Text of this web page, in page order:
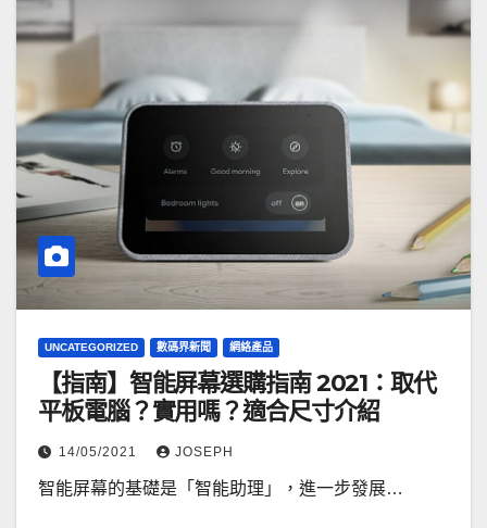
UNCATEGORIZED 數碼界新聞 網絡產品
【指南】智能屏幕選購指南 2021：取代
平板電腦？實用嗎？適合尺寸介紹
14/05/2021 JOSEPH
智能屏幕的基礎是「智能助理」，進一步發展…